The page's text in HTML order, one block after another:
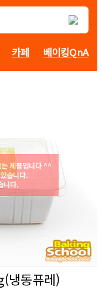
카페 베이킹QnA
는 제품입니다 ^^
습니다.
니다.
냉동퓨레)